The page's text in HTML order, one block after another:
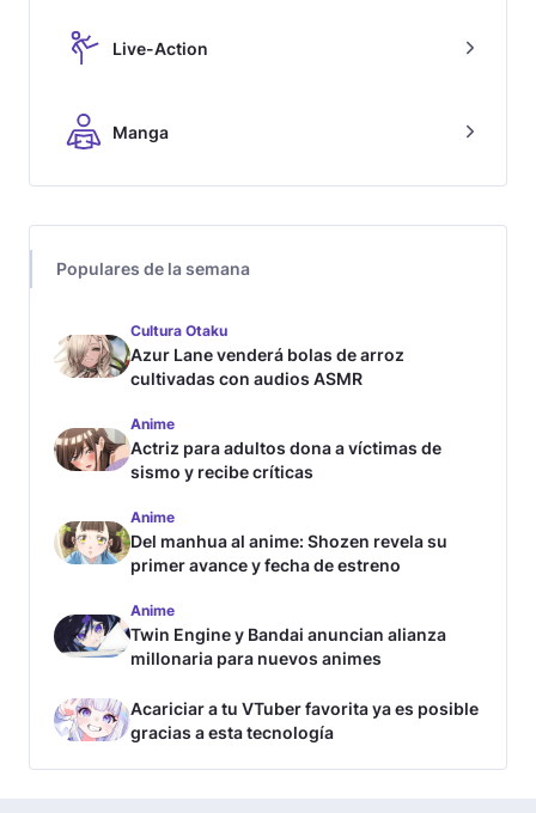
Live-Action
Manga
Populares de la semana
Cultura Otaku
Azur Lane venderá bolas de arroz
cultivadas con audios ASMR
Anime
Actriz para adultos dona a víctimas de
sismo y recibe críticas
Anime
Del manhua al anime: Shozen revela su
primer avance y fecha de estreno
Anime
Twin Engine y Bandai anuncian alianza
millonaria para nuevos animes
Acariciar a tu VTuber favorita ya es posible
gracias a esta tecnología